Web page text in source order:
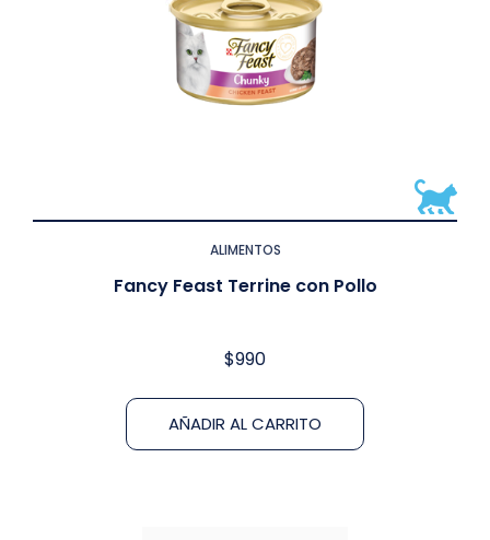
ALIMENTOS
Fancy Feast Terrine con Pollo
$990
AÑADIR AL CARRITO